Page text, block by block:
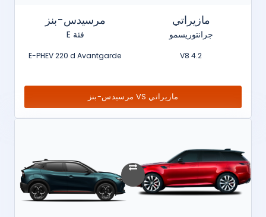
مازيراتي
جرانتوريسمو
4.2 V8
مرسيدس-بنز
فئة E
E-PHEV 220 d Avantgarde
مازيراتي VS مرسيدس-بنز